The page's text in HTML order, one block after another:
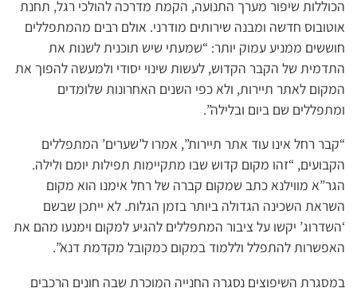
הכוללות שיפור מערך התנועה, הקמת מדרכה להולכי רגל, תחנת
אוטובוס חדשה ומבנה שירותים מודרני. אולם רבים מהמתפללים
חוששים ממניע עמוק יותר: “שמעתי שיש תוכנית לשנות את
התדמית של הקבר הקדוש, לעשות שינוי יסודי ולמעשה להפוך את
המקום לאתר תיירות, ולא כפי השנים האחרונות שלומדים
ומתפללים שם ביום ובלילה”.
“קבר רחל אינו עוד אתר תיירות”, אמרו ל’שערים’ המתפללים
הקבועים, “זהו מקום קדוש שבו מתקיימות תפילות יומם ולילה.
הגר”א מווילנא כתב שמקום קברה של רחל אימנו הוא מקום
השראת השכינה הגדולה ביותר בזמן הגלות. לא ייתכן שבשם
‘השדרוג’ יקשו על ציבור המתפללים להגיע למקום וימנעו מהם את
האפשרות להתפלל וללמוד במקום כמקובל מקדמת דנא”.
במסגרת השיפוצים נסגרה החנייה המוכרת שבה חונים הרכבים